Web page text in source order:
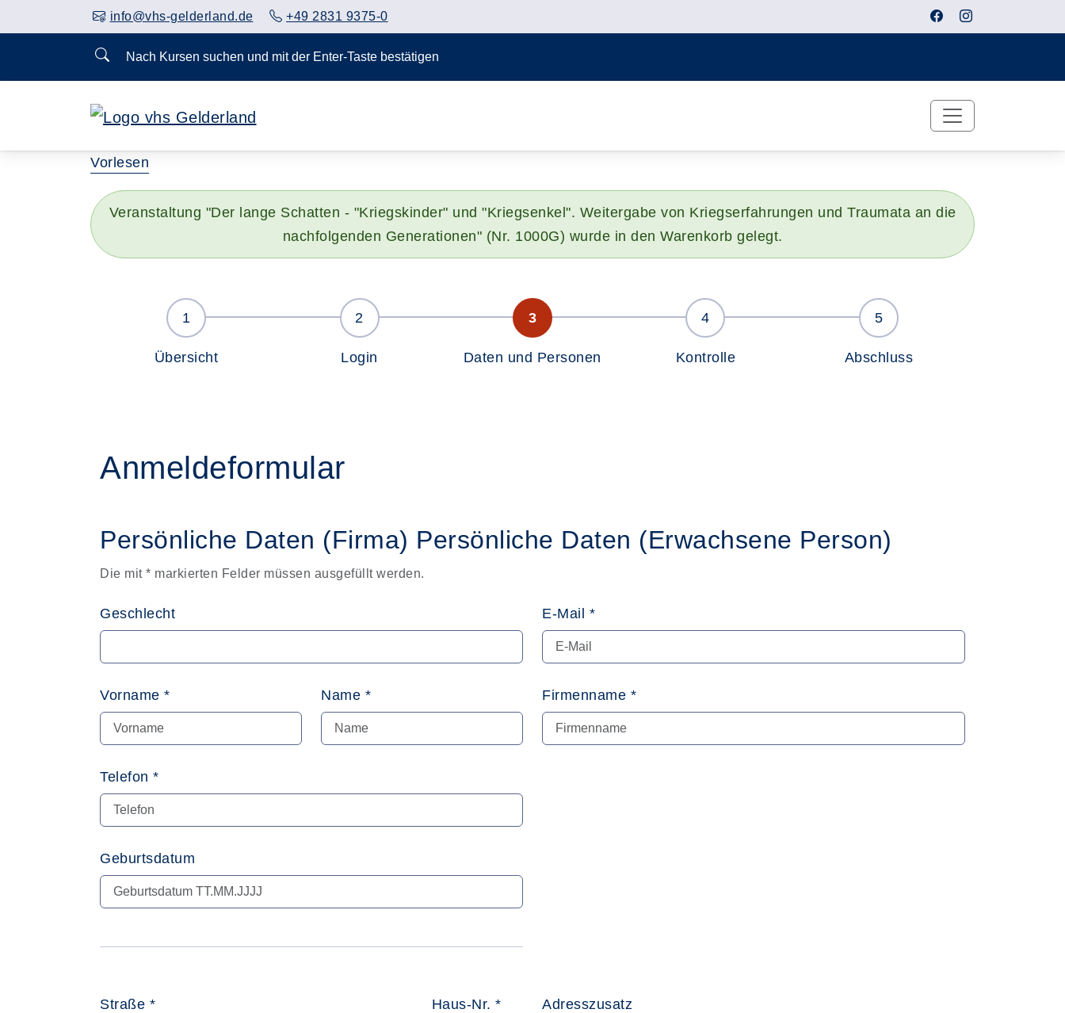
info@vhs-gelderland.de +49 2831 9375-0
Nach Kursen suchen und mit der Enter-Taste bestätigen
Vorlesen
Veranstaltung "Der lange Schatten - "Kriegskinder" und "Kriegsenkel". Weitergabe von Kriegserfahrungen und Traumata an die
nachfolgenden Generationen" (Nr. 1000G) wurde in den Warenkorb gelegt.
Übersicht Login Daten und Personen Kontrolle Abschluss
Anmeldeformular
Persönliche Daten (Firma) Persönliche Daten (Erwachsene Person)
Die mit * markierten Felder müssen ausgefüllt werden.
Geschlecht E-Mail *
Vorname * Name * Firmenname *
Telefon *
Geburtsdatum
Straße * Haus-Nr. * Adresszusatz